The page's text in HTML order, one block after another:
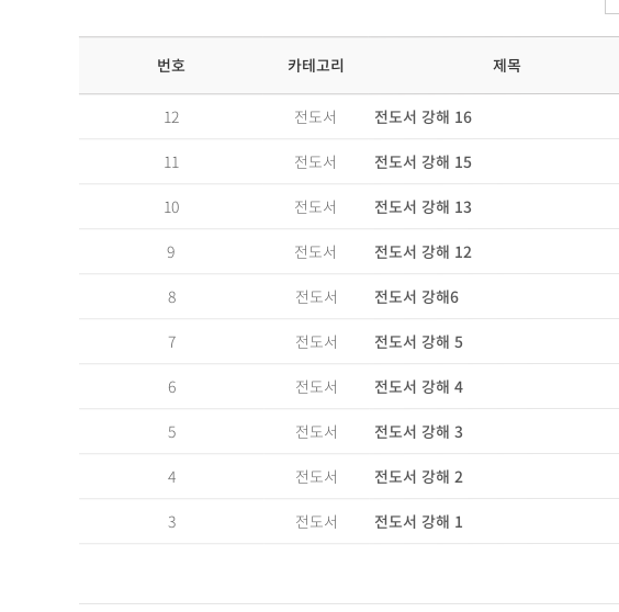
번호 카테고리 제목
12 전도서 전도서 강해 16
11 전도서 전도서 강해 15
10 전도서 전도서 강해 13
9 전도서 전도서 강해 12
8 전도서 전도서 강해6
7 전도서 전도서 강해 5
6 전도서 전도서 강해 4
5 전도서 전도서 강해 3
4 전도서 전도서 강해 2
3 전도서 전도서 강해 1